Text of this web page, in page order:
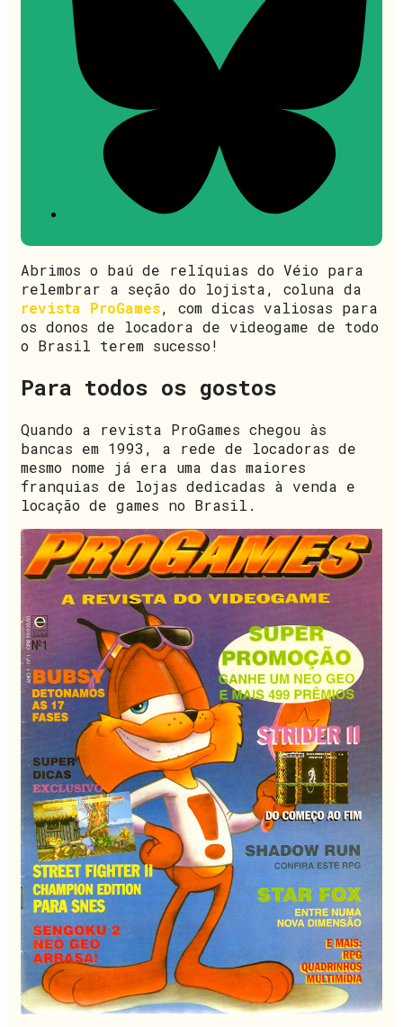
Abrimos o baú de relíquias do Véio para
relembrar a seção do lojista, coluna da
revista ProGames, com dicas valiosas para
os donos de locadora de videogame de todo
o Brasil terem sucesso!
Para todos os gostos
Quando a revista ProGames chegou às
bancas em 1993, a rede de locadoras de
mesmo nome já era uma das maiores
franquias de lojas dedicadas à venda e
locação de games no Brasil.